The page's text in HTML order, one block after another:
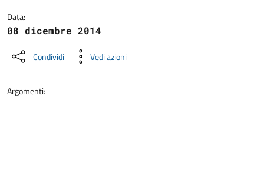
Data:
08 dicembre 2014
Condividi Vedi azioni
Argomenti: